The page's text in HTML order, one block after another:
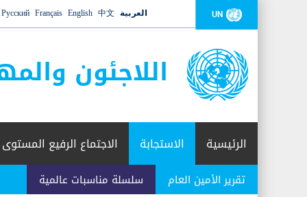
UN العربية 中文
English
Français
Русский
اللاجئون
الرئيسية الاستجابة
تقرير الأمين العام سلسلة مناسبات عالمية
الاجتماع الرفيع المستوى